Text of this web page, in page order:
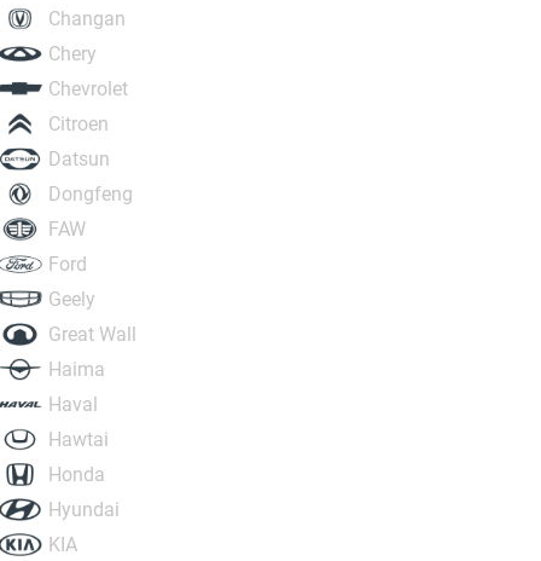
Changan
Chery
Chevrolet
Citroen
Datsun
Dongfeng
FAW
Ford
Geely
Great Wall
Haima
Haval
Hawtai
Honda
Hyundai
KIA